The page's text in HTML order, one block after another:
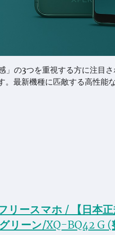
」の3つを重視する方に注目
新機種に匹敵する高性能
ースマホ / 【日本
リーン/XQ-BQ42 G (